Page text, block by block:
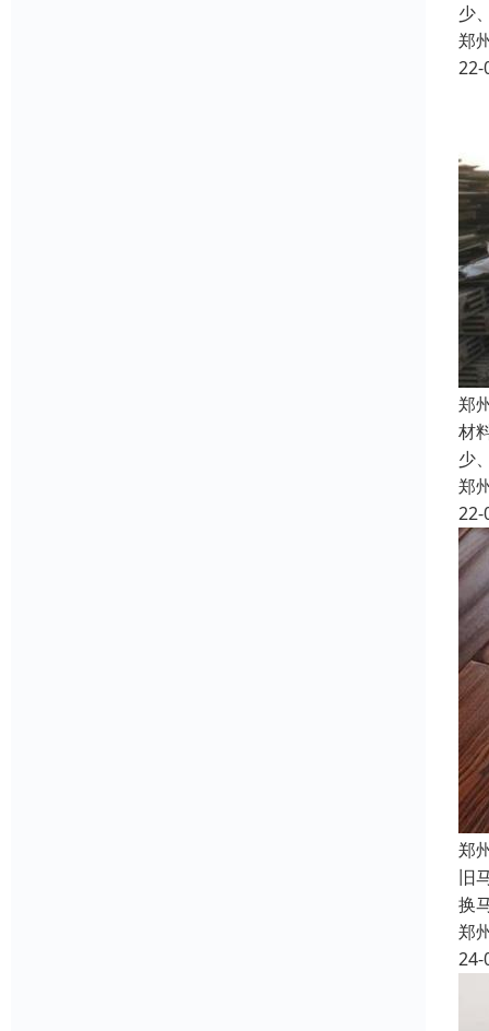
少
郑
22-
郑
材
少
郑
22-
郑
旧
换
郑
24-